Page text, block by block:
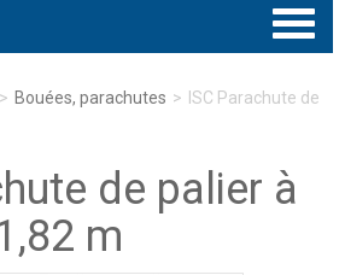
> Bouées, parachutes > ISC Parachute de
de palier à
m